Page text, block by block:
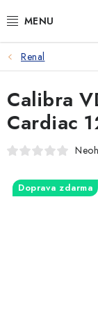
na
PSI
KOČKY
KONĚ
KRÁLÍCI/
Renal
Calibra
Cardiac
Doprava zdarma